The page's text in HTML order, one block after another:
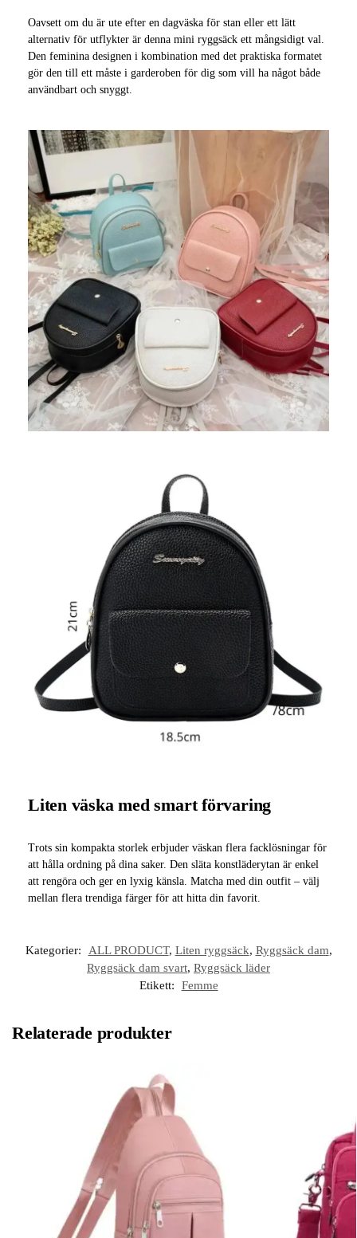
Oavsett om du är ute efter en dagväska för stan eller ett lätt
alternativ för utflykter är denna mini ryggsäck ett mångsidigt val.
Den feminina designen i kombination med det praktiska formatet
gör den till ett måste i garderoben för dig som vill ha något både
användbart och snyggt.
Liten väska med smart förvaring
Trots sin kompakta storlek erbjuder väskan flera facklösningar för
att hålla ordning på dina saker. Den släta konstläderytan är enkel
att rengöra och ger en lyxig känsla. Matcha med din outfit – välj
mellan flera trendiga färger för att hitta din favorit.
Kategorier: ALL PRODUCT, Liten ryggsäck, Ryggsäck dam,
Ryggsäck dam svart, Ryggsäck läder
Etikett:
Femme
Relaterade produkter